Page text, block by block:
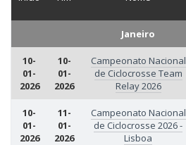
Janeiro
10-
01-
2026
10-
01-
2026
Campeonato Nacional
de Ciclocrosse Team
Relay 2026
10-
01-
2026
11-
01-
2026
Campeonato Nacional
de Ciclocrosse 2026 -
Lisboa